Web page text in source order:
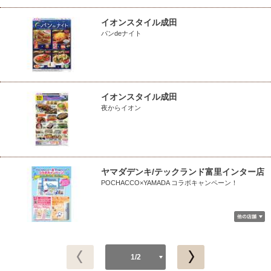
イオンスタイル成田
パンdeナイト
イオンスタイル成田
夜からイオン
ヤマダデンキ/テックランド富里インター店
POCHACCO×YAMADA コラボキャンペーン！
1/2